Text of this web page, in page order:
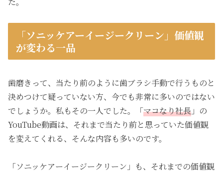
「ソニッケアーイージークリーン」価値観
が変わる一品
歯磨きって、当たり前のように歯ブラシ手動で行うものと
決めつけて疑っていない方、今でも非常に多いのではない
でしょうか。私もその一人でした。「マコなり社長 」の
YouTube動画は、それまで当たり前と思っていた価値観
を変えてくれる、そんな内容も多いのです。
「ソニッケアーイージークリーン」も、それまでの価値観